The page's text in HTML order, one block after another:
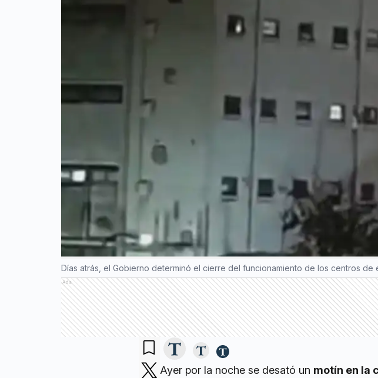
Días atrás, el Gobierno determinó el cierre del funcionamiento de los centros
Ads
Ayer por la noche se desató un motín en la